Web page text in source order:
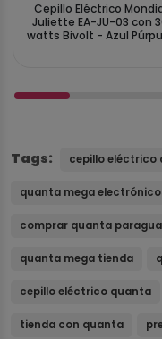
Cepillo Eléctrico
Juliette EA-JU-03 con
watts Bivolt - Azul
Tags: cepillo eléctrico
quanta mega
comprar quanta
quanta mega tienda
cepillo eléctrico quanta
tienda con quanta